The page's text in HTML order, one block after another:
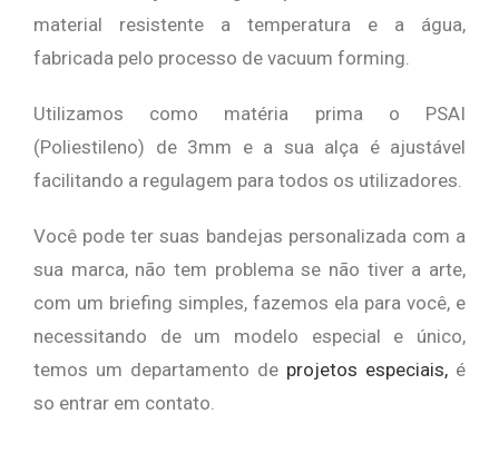
material resistente a temperatura e a água,
fabricada pelo processo de vacuum forming.
Utilizamos como matéria prima o PSAI
(Poliestileno) de 3mm e a sua alça é ajustável
facilitando a regulagem para todos os utilizadores.
Você pode ter suas bandejas personalizada com a
sua marca, não tem problema se não tiver a arte,
com um briefing simples, fazemos ela para você, e
necessitando de um modelo especial e único,
temos um departamento de projetos especiais, é
so entrar em contato.